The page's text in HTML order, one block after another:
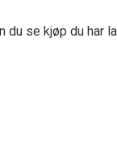
se kjøp du har